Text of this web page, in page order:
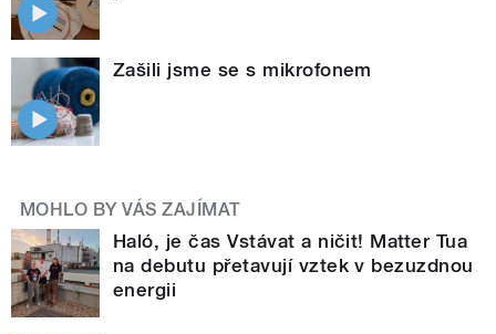
Zašili jsme se s mikrofonem
MOHLO BY VÁS ZAJÍMAT
Haló, je čas Vstávat a ničit! Matter Tua
na debutu přetavují vztek v bezuzdnou
energii